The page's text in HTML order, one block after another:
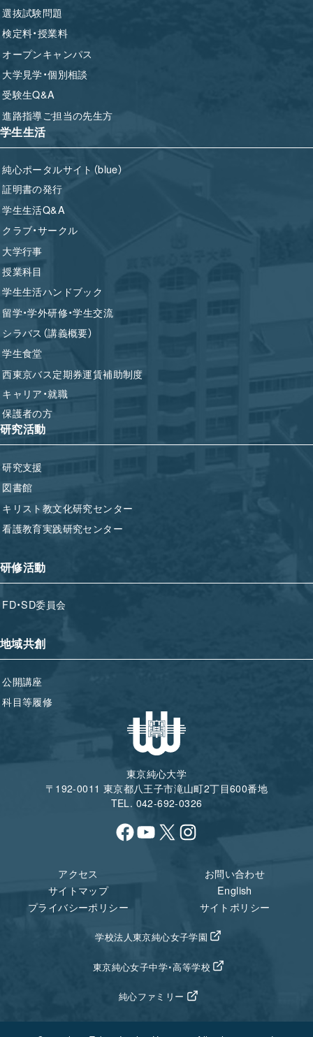
選抜試験問題
検定料・授業料
オープンキャンパス
大学見学・個別相談
受験生Q&A
進路指導ご担当の先生方
学生生活
純心ポータルサイト（blue）
証明書の発行
学生生活Q&A
クラブ・サークル
大学行事
授業科目
学生生活ハンドブック
留学・学外研修・学生交流
シラバス（講義概要）
学生食堂
西東京バス定期券運賃補助制度
キャリア・就職
保護者の方
研究活動
研究支援
図書館
キリスト教文化研究センター
看護教育実践研究センター
研修活動
FD・SD委員会
地域共創
公開講座
科目等履修
東京純心大学
〒192-0011 東京都八王子市滝山町2丁目600番地
TEL. 042-692-0326
Facebook
YouTube
X Instagram
アクセス
お問い合わせ
サイトマップ
English
プライバシーポリシー
サイトポリシー
学校法人東京純心女子学園
東京純心女子中学・高等学校
純心ファミリー